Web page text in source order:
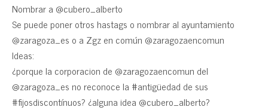
Nombrar a @cubero_alberto
Se puede poner otros hastags o nombrar al ayuntamiento
@zaragoza_es o a Zgz en común @zaragozaencomun
Ideas:
¿porque la corporacion de @zaragozaencomun del
@zaragoza_es no reconoce la #antigüedad de sus
#fijosdiscontínuos? ¿alguna idea @cubero_alberto?